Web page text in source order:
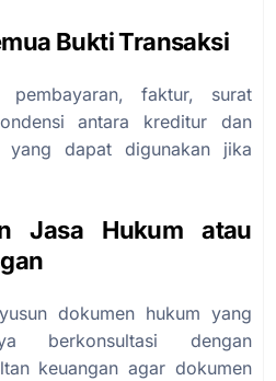
Bukti Transaksi
pembayaran, faktur, surat
antara kreditur dan
dapat digunakan jika
Jasa Hukum atau
dokumen hukum yang
berkonsultasi dengan
keuangan agar dokumen